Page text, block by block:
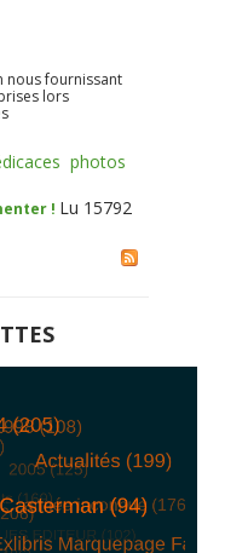
nous fournissant
lors
photos
! Lu 15792